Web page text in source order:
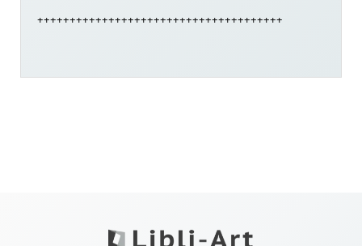
++++++++++++++++++++++++++++++++++++++